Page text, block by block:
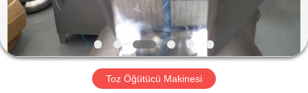
VİDEOLAR
HAKKIMIZDA
Toz Öğütücü Makinesi